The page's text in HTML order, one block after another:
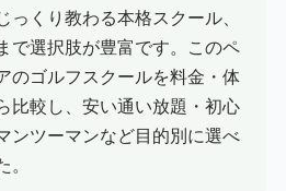
っくり教わる本格スクール、
で選択肢が豊富です。このペ
のゴルフスクールを料金・体
比較し、安い通い放題・初心
ンツーマンなど目的別に選べ